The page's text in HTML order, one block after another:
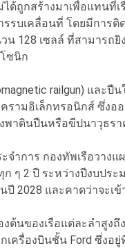
ด้ถูกสร้างมาเพื่อแทนที่
รบเคลื่อนที่ โดยมีการติ
น 128 เซลล์ ที่สามาร
ซนิก
railgun) และ
รามอิเล็กทรอนิกส์ ซึ่ง
พาดินปืนหรือขีปนาวุธร
จำการ กองทัพเรือวาง
ๆ 2 ปี ระหว่างปีงบปร
ปี 2028 และคาดว่าจะเ
งต้นของเรือแต่ละลำสูง
ครื่องบินชั้น Ford ซึ่งอ